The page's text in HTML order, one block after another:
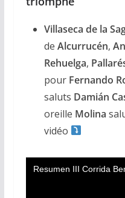
Villaseca de la
de Alcurrucén,
Rehuelga,
pourFernando
saluts Damián
oreille Molina
vidéo